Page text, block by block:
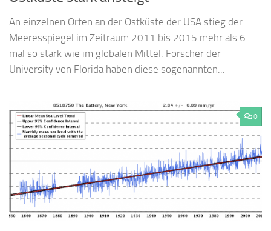
An einzelnen Orten an der Ostküste der USA stieg der
Meeresspiegel im Zeitraum 2011 bis 2015 mehr als 6
mal so stark wie im globalen Mittel. Forscher der
University von Florida haben diese sogenannten...
0